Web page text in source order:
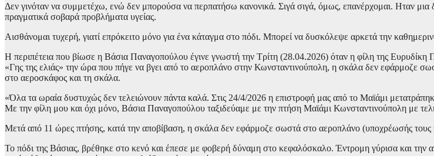
Δεν γινόταν να συμμετέχω, ενώ δεν μπορούσα να περπατήσω κανονικά. Σιγά σιγά, όμως, επανέρχομαι. Ηταν
πραγματικά σοβαρά προβλήματα υγείας.
Αισθάνομαι τυχερή, γιατί επρόκειτο μόνο για ένα κάταγμα στο πόδι. Μπορεί να δυσκόλεψε αρκετά την
Η περιπέτεια που βίωσε η Βάσια Παναγοπούλου έγινε γνωστή την Τρίτη (28.04.2026) όταν η φίλη της
«Γης της ελιάς» την ώρα που πήγε να βγει από το αεροπλάνο στην Κωνσταντινούπολη, η σκάλα δεν εφάρμοζε
στο αεροσκάφος και τη σκάλα.
«Όλα τα ωραία δυστυχώς δεν τελειώνουν πάντα καλά. Στις 24/4/2026 η επιστροφή μας από το Μαϊάμι
Με την φίλη μου και όχι μόνο, Βάσια Παναγοπούλου ταξιδεύαμε με την πτήση Μαϊάμι Κωνσταντινούπολη με
Μετά από 11 ώρες πτήσης, κατά την αποβίβαση, η σκάλα δεν εφάρμοζε σωστά στο αεροπλάνο (υποχρέωσής τους
Το πόδι της Βάσιας, βρέθηκε στο κενό και έπεσε με φοβερή δύναμη στο κεφαλόσκαλο. Έντρομη γύρισα και την